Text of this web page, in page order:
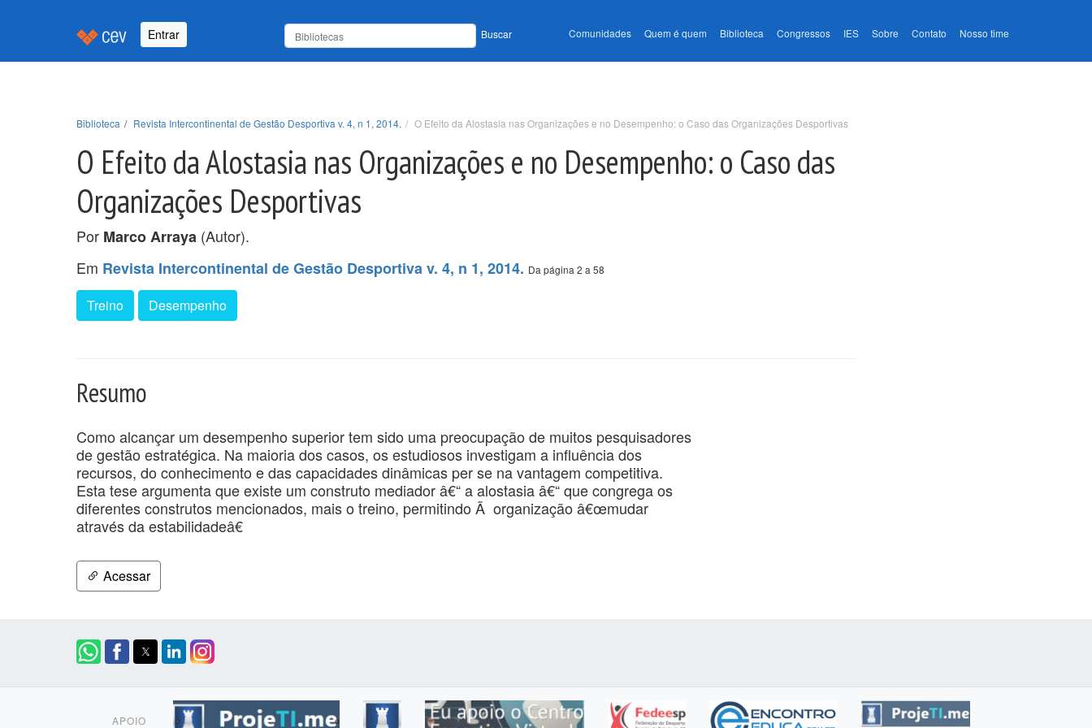
Entrar Buscar Comunidades Quem é quem Biblioteca Congressos IES Sobre Contato Nosso time
Biblioteca Revista Intercontinental de Gestão Desportiva v. 4, n 1, 2014. O Efeito da Alostasia nas Organizações e no Desempenho: o Caso das Organizações Desportivas
O Efeito da Alostasia nas Organizações e no Desempenho: o Caso das
Organizações Desportivas
Por Marco Arraya (Autor).
Em Revista Intercontinental de Gestão Desportiva v. 4, n 1, 2014. Da página 2 a 58
Treino Desempenho
Resumo
Como alcançar um desempenho superior tem sido uma preocupação de muitos pesquisadores
de gestão estratégica. Na maioria dos casos, os estudiosos investigam a influência dos
recursos, do conhecimento e das capacidades dinâmicas per se na vantagem competitiva.
Esta tese argumenta que existe um construto mediador â€“ a alostasia â€“ que congrega os
diferentes construtos mencionados, mais o treino, permitindo Ã organização â€œmudar
através da estabilidadeâ€
Acessar
APOIO